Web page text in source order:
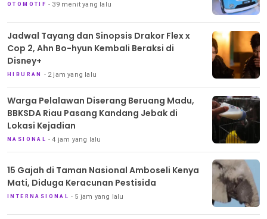
OTOMOTIF 39 menit yang lalu
Jadwal Tayang dan Sinopsis Drakor Flex x
Cop 2, Ahn Bo-hyun Kembali Beraksi di
Disney+
HIBURAN 2 jam yang lalu
Warga Pelalawan Diserang Beruang Madu,
BBKSDA Riau Pasang Kandang Jebak di
Lokasi Kejadian
NASIONAL 4 jam yang lalu
15 Gajah di Taman Nasional Amboseli Kenya
Mati, Diduga Keracunan Pestisida
INTERNASIONAL 5 jam yang lalu